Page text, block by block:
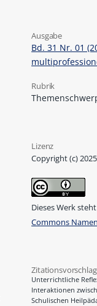
Ausgabe
Bd. 31 Nr. 01
Rubrik
Lizenz
Copyright (c)
Dieses Werk
Commons
Zitationsvorschlag
Unterrichtliche
Interaktionen
Schulischen